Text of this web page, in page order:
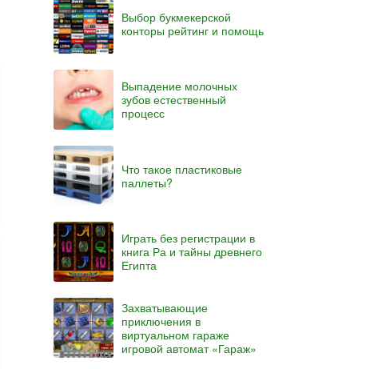
Выбор букмекерской
конторы рейтинг и помощь
Выпадение молочных
зубов естественный
процесс
Что такое пластиковые
паллеты?
Играть без регистрации в
книга Ра и тайны древнего
Египта
Захватывающие
приключения в
виртуальном гараже
игровой автомат «Гараж»